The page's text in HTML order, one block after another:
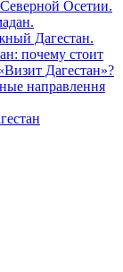
Осетии.
Дагестан.
почему стоит
Дагестан»?
направлення